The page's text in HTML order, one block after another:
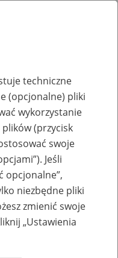
lub
pracy
techniczne
(opcjonalne) pliki
wykorzystanie
(przycisk
swoje
Jeśli
opcjonalne”,
niezbędne pliki
zmienić swoje
„Ustawienia